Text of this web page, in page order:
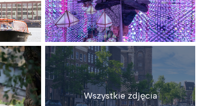
Wszystkie zdjęcia